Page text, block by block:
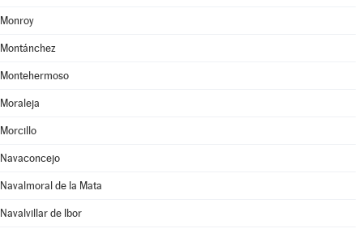
Monroy
Montánchez
Montehermoso
Moraleja
Morcillo
Navaconcejo
Navalmoral de la Mata
Navalvillar de Ibor